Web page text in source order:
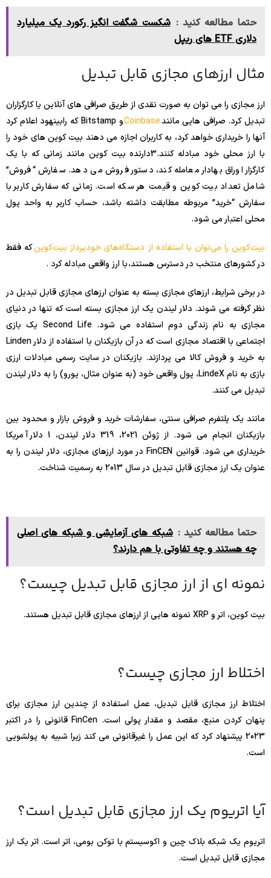
حتما مطالعه کنید : شکست شگفت انگیز رکورد یک میلیارد
دلاری ETF های ریپل
مثال ارزهای مجازی قابل تبدیل
ارز مجازی را می توان به صورت نقدی از طریق صرافی های آنلاین یا کارگزاران
تبدیل کرد. صرافی هایی مانندCoinbase
و Bitstamp که رابینهود اعلام کرد
آنها را خریداری خواهد کرد، به کاربران اجازه می دهند بیت کوین های خود را
با ارز محلی خود مبادله کنند.3دارنده بیت کوین مانند زمانی که با یک
کارگزار اوراق بهادار معامله کند، دستور فروش می دهد. سفارش “فروش”
شامل تعداد بیت کوین و قیمت هر سکه است. زمانی که سفارش کاربر با
سفارش “خرید” مربوطه مطابقت داشته باشد، حساب کاربر به واحد پول
محلی اعتبار می شود.
بیت‌کوین را می‌توان با استفاده از دستگاه‌های خودپرداز بیت‌کوینکه فقط
در کشورهای منتخب در دسترس هستند، با ارز واقعی مبادله کرد .
در برخی شرایط، ارزهای مجازی بسته به عنوان ارزهای مجازی قابل تبدیل در
نظر گرفته می شوند. دلار لیندن یک ارز مجازی بسته است که تنها در دنیای
مجازی به نام زندگی دوم استفاده می شود. Second Life یک بازی
اجتماعی با اقتصاد مجازی است که در آن بازیکنان با استفاده از دلار Linden
به خرید و فروش کالا می پردازند. بازیکنان در سایت رسمی مبادلات ارزی
بازی به نام LindeX، پول واقعی خود (به عنوان مثال، یورو) را به دلار لیندن
تبدیل می کنند.
مانند یک پلتفرم صرافی سنتی، سفارشات خرید و فروش بازار و محدود بین
بازیکنان انجام می شود. از ژوئن 2021، 319 دلار لیندن، 1 دلار آمریکا
خریداری می شود. قوانین FinCEN در مورد ارزهای مجازی، دلار لیندن را به
عنوان یک ارز مجازی قابل تبدیل در سال 2013 به رسمیت شناخت.
حتما مطالعه کنید : شبکه های آزمایشی و شبکه های اصلی
چه هستند و چه تفاوتی با هم دارند؟
نمونه ای از ارز مجازی قابل تبدیل چیست؟
بیت کوین، اتر و XRP نمونه هایی از ارزهای مجازی قابل تبدیل هستند.
اختلاط ارز مجازی چیست؟
اختلاط ارز مجازی قابل تبدیل، عمل استفاده از چندین ارز مجازی برای
پنهان کردن منبع، مقصد و مقدار پولی است. FinCen قانونی را در اکتبر
2023 پیشنهاد کرد که این عمل را غیرقانونی می کند زیرا شبیه به پولشویی
است.
آیا اتریوم یک ارز مجازی قابل تبدیل است؟
اتریوم یک شبکه بلاک چین و اکوسیستم با توکن بومی، اتر است. اتر یک ارز
مجازی قابل تبدیل است.